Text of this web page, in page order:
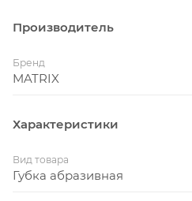
Производитель
Бренд
MATRIX
Характеристики
Вид товара
Губка абразивная